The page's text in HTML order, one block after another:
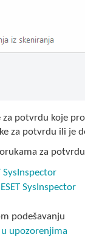
potvrdu koje
za potvrdu ili
za
SysInspector
SysInspector
podešavanju
upozorenjima